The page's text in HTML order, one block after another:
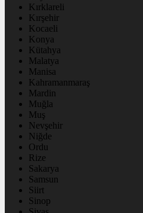
Kırklareli
Kırşehir
Kocaeli
Konya
Kütahya
Malatya
Manisa
Kahramanmaraş
Mardin
Muğla
Muş
Nevşehir
Niğde
Ordu
Rize
Sakarya
Samsun
Siirt
Sinop